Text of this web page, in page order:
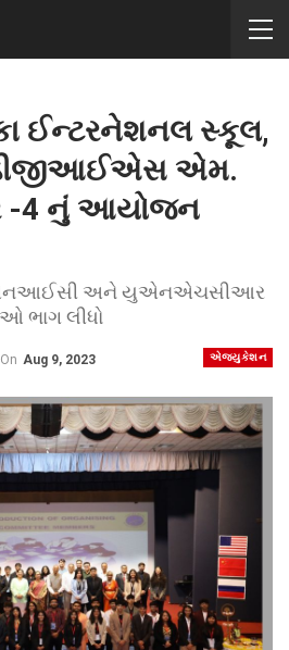
ઈન્ટરનેશનલ સ્કૂલ,
એમ.
-4 નું આયોજન
અને યુએનએચસીઆર
ભાગ લીધો
એજ્યુકેશન
On Aug 9, 2023